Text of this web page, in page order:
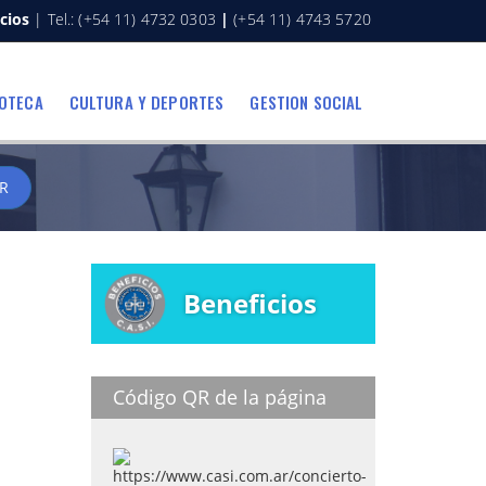
| Tel.: (+54 11) 4732 0303 | (+54 11) 4743 5720
CULTURA Y DEPORTES GESTION SOCIAL
Beneficios
Código QR de la página